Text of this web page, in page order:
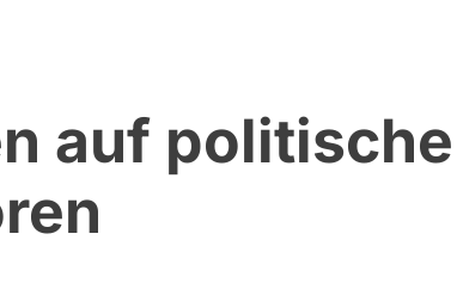
auf politische